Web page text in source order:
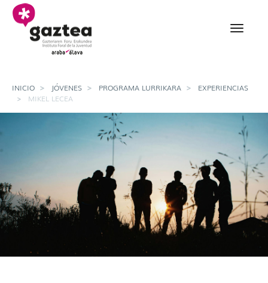
Saltar al contenido principal
Mikel Lecea - gazteria
INICIO JÓVENES PROGRAMA LURRIKARA
EXPERIENCIAS
MIKEL LECEA